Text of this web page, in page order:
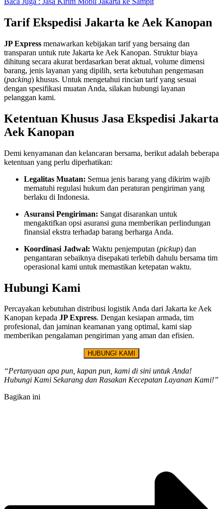
Tarif Ekspedisi Jakarta ke Aek Kanopan
JP Express menawarkan kebijakan tarif yang bersaing dan
transparan untuk rute Jakarta ke Aek Kanopan. Struktur biaya
dihitung secara akurat berdasarkan berat aktual, volume dimensi
barang, jenis layanan yang dipilih, serta kebutuhan pengemasan
(packing) khusus. Untuk mengetahui rincian tarif yang sesuai
dengan spesifikasi muatan Anda, silakan hubungi layanan
pelanggan kami.
Ketentuan Khusus Jasa Ekspedisi Jakarta
Aek Kanopan
Demi kenyamanan dan kelancaran bersama, berikut adalah beberapa
ketentuan yang perlu diperhatikan:
Legalitas Muatan: Semua jenis barang yang dikirim wajib
mematuhi regulasi hukum dan peraturan pengiriman yang
berlaku di Indonesia.
Asuransi Pengiriman: Sangat disarankan untuk
mengaktifkan opsi asuransi guna memberikan perlindungan
finansial ekstra terhadap barang berharga Anda.
Koordinasi Jadwal: Waktu penjemputan (pickup) dan
pengantaran sebaiknya disepakati terlebih dahulu bersama tim
operasional kami untuk memastikan ketepatan waktu.
Hubungi Kami
Percayakan kebutuhan distribusi logistik Anda dari Jakarta ke Aek
Kanopan kepada JP Express. Dengan kesiapan armada, tim
profesional, dan jaminan keamanan yang optimal, kami siap
memberikan pengalaman pengiriman yang aman dan efisien.
HUBUNGI KAMI
“Pertanyaan apa pun, kapan pun, kami di sini untuk Anda!
Hubungi Kami Sekarang dan Rasakan Kecepatan Layanan Kami!”
Bagikan ini